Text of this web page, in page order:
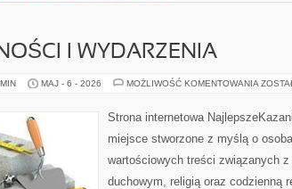
I WYDARZENIA
MAJ - 6 - 2026 MOŻLIWOŚĆ KOMENTOWANIA
Strona internetowa
miejsce stworzone z myślą o
wartościowych treści związanych z
duchowym, religią oraz codzienną